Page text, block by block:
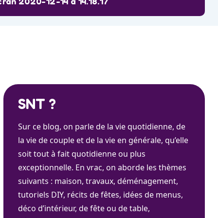
SNT ?
Sur ce blog, on parle de la vie quotidienne, de
la vie de couple et de la vie en générale, qu’elle
soit tout à fait quotidienne ou plus
exceptionnelle. En vrac, on aborde les thèmes
suivants : maison, travaux, déménagement,
tutoriels DIY, récits de fêtes, idées de menus,
déco d’intérieur, de fête ou de table,